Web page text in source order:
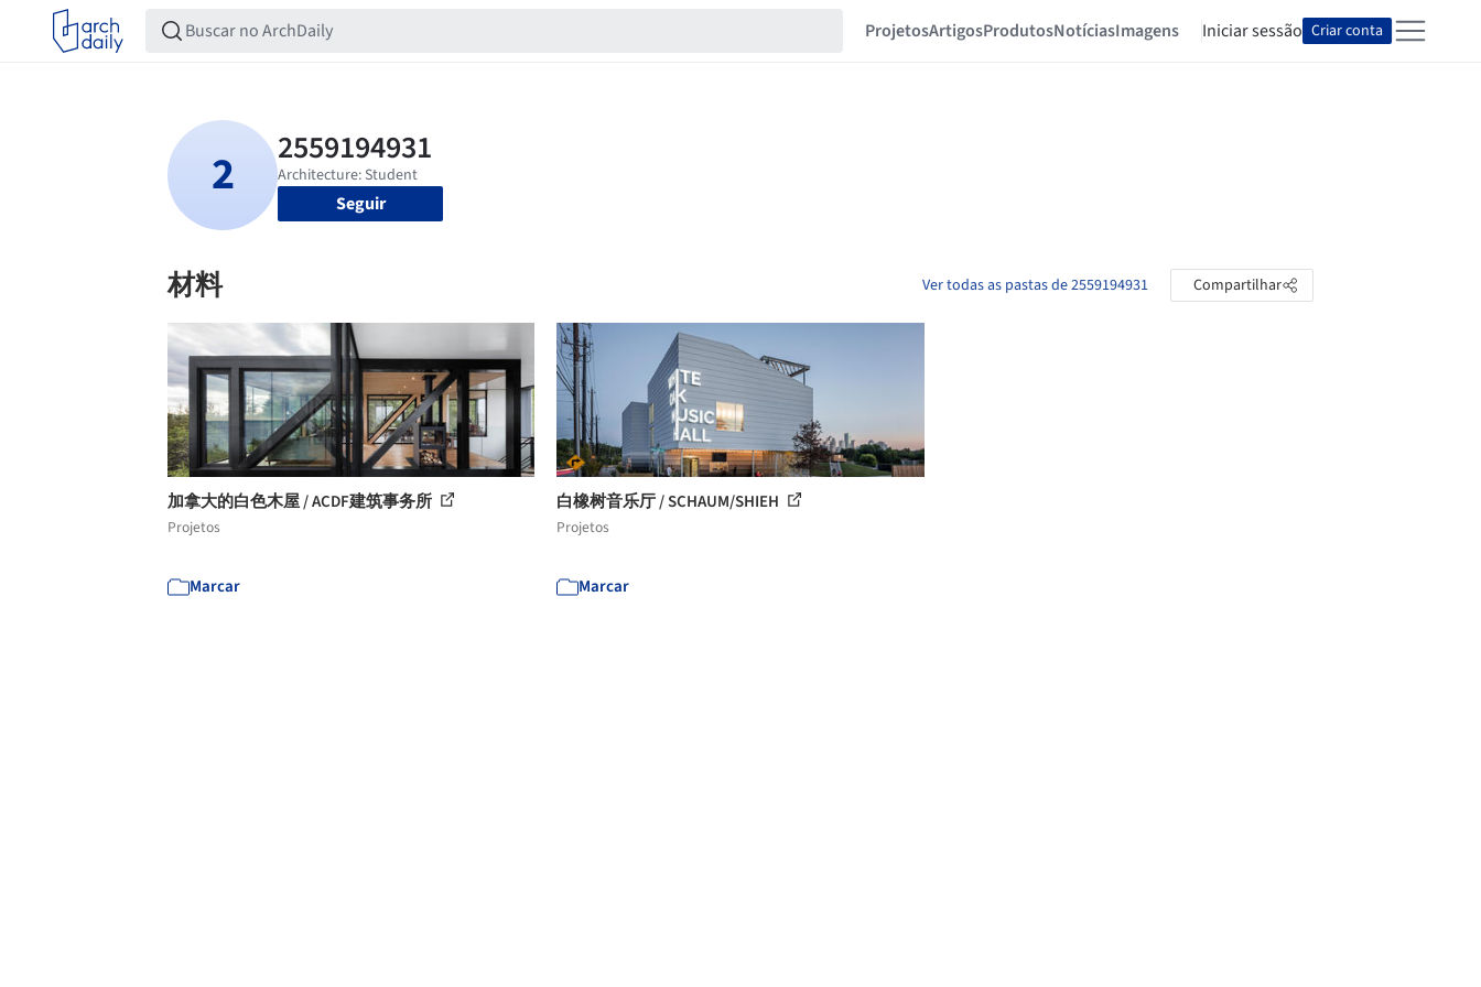
ProjetosArtigosProdutosNotíciasImagens Iniciar sessão Criar conta
Seguir
材料 Ver todas as pastas de 2559194931 Compartilhar
加拿大的白色木屋 / ACDF建筑事务所
Projetos
Marcar
白橡树音乐厅 / SCHAUM/SHIEH
Projetos
Marcar